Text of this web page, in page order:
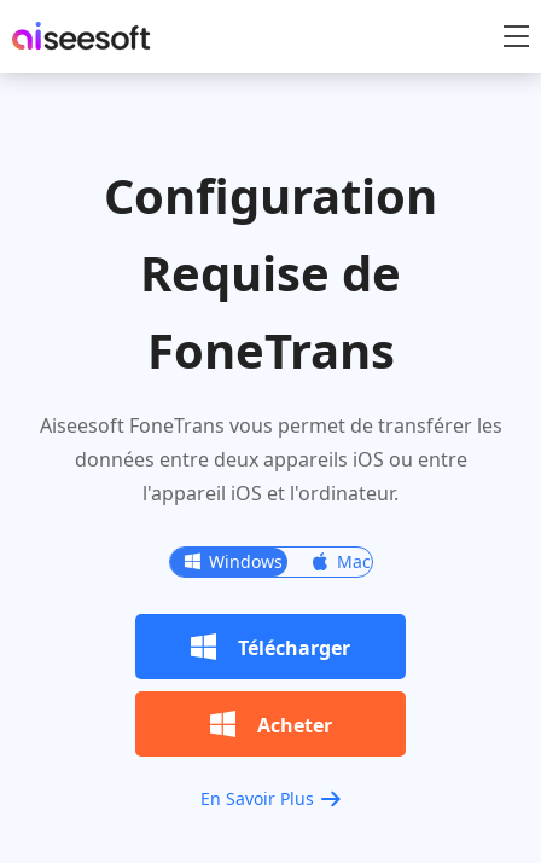
Configuration
Requise de
FoneTrans
Aiseesoft FoneTrans vous permet de transférer les
données entre deux appareils iOS ou entre
l'appareil iOS et l'ordinateur.
Windows Mac
Windows
Télécharger
Acheter
En Savoir Plus